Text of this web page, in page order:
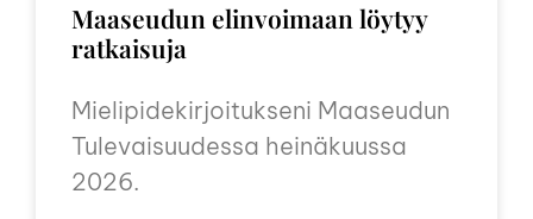
Maaseudun elinvoimaan löytyy
ratkaisuja
Mielipidekirjoitukseni Maaseudun
Tulevaisuudessa heinäkuussa
2026.